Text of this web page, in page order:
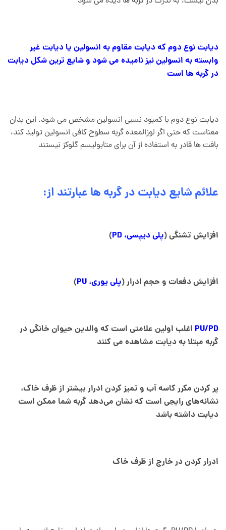
دیابت نوع دوم که دیابت مقاوم به انسولین یا دیابت غیر
وابسته به انسولین نیز نامیده می شود و شایع ترین شکل دیابت
در گربه ها است
دیابت نوع دوم با کمبود نسبی انسولین مشخص می شود. این بدان
معناست که حتی اگر لوزالمعده گربه سطوح کافی انسولین تولید کند،
بافت ها قادر به استفاده از آن برای متابولیسم گلوکز نیستند
علائم شایع دیابت در گربه ها عبارتند از:
افزایش تشنگی (پلی دیپسی، PD )
افزایش دفعات و حجم ادرار (پلی یوری، PU )
PU/PD اغلب اولین علامتی است که والدین حیوان خانگی در
گربه مبتلا به دیابت مشاهده می کنند
پر کردن مکرر کاسه آب و تمیز کردن ادرار بیشتر از ظرف خاک،
نشانه‌های رایجی است که نشان می‌دهد گربه شما ممکن است
دیابت داشته باشد
ادرار کردن در خارج از ظرف خاک